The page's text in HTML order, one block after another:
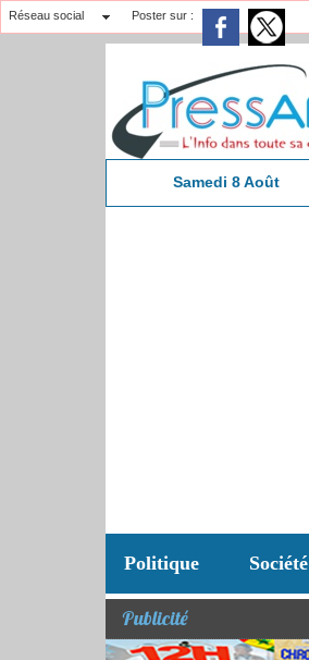
Réseau social Poster sur :
Samedi 8 Août
Politique Société
Publicité